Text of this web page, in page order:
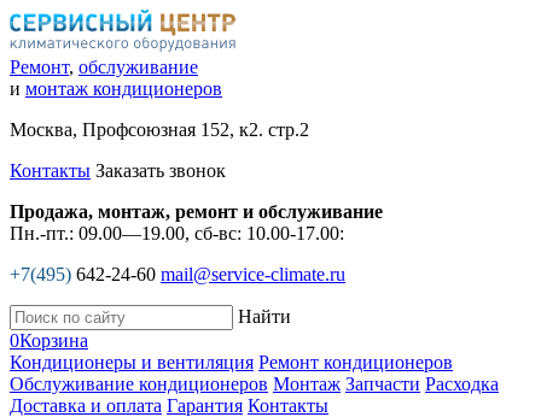
Ремонт, обслуживание
и монтаж кондиционеров
Москва, Профсоюзная 152, к2. стр.2
Контакты Заказать звонок
Продажа, монтаж, ремонт и обслуживание
Пн.-пт.: 09.00—19.00, сб-вс: 10.00-17.00:
+7(495) 642-24-60 mail@service-climate.ru
Найти
0Корзина
Кондиционеры и вентиляция Ремонт кондиционеров
Обслуживание кондиционеров Монтаж Запчасти Расходка
Доставка и оплата Гарантия Контакты